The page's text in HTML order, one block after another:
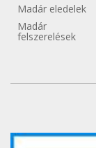
Madár eledelek
Madár
felszerelések